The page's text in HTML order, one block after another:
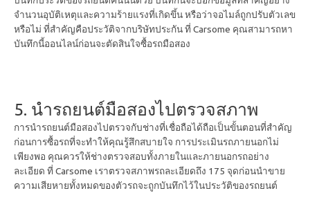
จำนวนอุบัติเหตุและความร้ายแรงที่เกิดขึ้น หรือว่าจอไมล์ถูกปรับตัวเลข
หรือไม่ ที่สำคัญคือประวัติจากบริษัทประกัน ที่ Carsome คุณสามารถหา
บันทึกนี้ออนไลน์ก่อนจะตัดสินใจซื้อรถมือสอง
5. นำรถยนต์มือสองไปตรวจสภาพ
การนำรถยนต์มือสองไปตรวจกับช่างที่เชื่อถือได้ถือเป็นขั้นตอนที่สำคัญ
ก่อนการซื้อรถที่จะทำให้คุณรู้สึกสบายใจ การประเมินรถภายนอกไม่
เพียงพอ คุณควรให้ช่างตรวจสอบทั้งภายในและภายนอกรถอย่าง
ละเอียด ที่ Carsome เราตรวจสภาพรถละเอียดถึง 175 จุดก่อนนำขาย
ความเสียหายทั้งหมดของตัวรถจะถูกบันทึกไว้ในประวัติของรถยนต์